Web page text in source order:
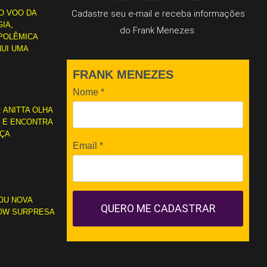
VOO DA
UMA
OLHA
ENCONTRA
NOVA
SURPRESA
Cadastre seu e-mail e receba informações
do Frank Menezes.
FRANK MENEZES
Nome *
Email *
QUERO ME CADASTRAR